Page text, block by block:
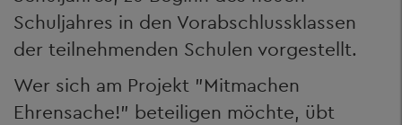
Schuljahres in den Vorabschlussklassen
der teilnehmenden Schulen vorgestellt.
Wer sich am Projekt "Mitmachen
Ehrensache!" beteiligen möchte, übt